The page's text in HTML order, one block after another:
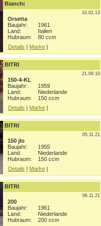
Bianchi
10.02.13
Orsetta
Baujahr:
1961
Land:
Italien
Hubraum:
80 ccm
Details | Marke |
BITRI
21.09.10
150-4-KL
Baujahr:
1959
Land:
Niederlande
Hubraum:
150 ccm
Details | Marke |
BITRI
05.11.21
150 jlo
Baujahr:
1955
Land:
Niederlande
Hubraum:
150 ccm
Details | Marke |
BITRI
06.11.21
200
Baujahr:
1961
Land:
Niederlande
Hubraum:
200 ccm